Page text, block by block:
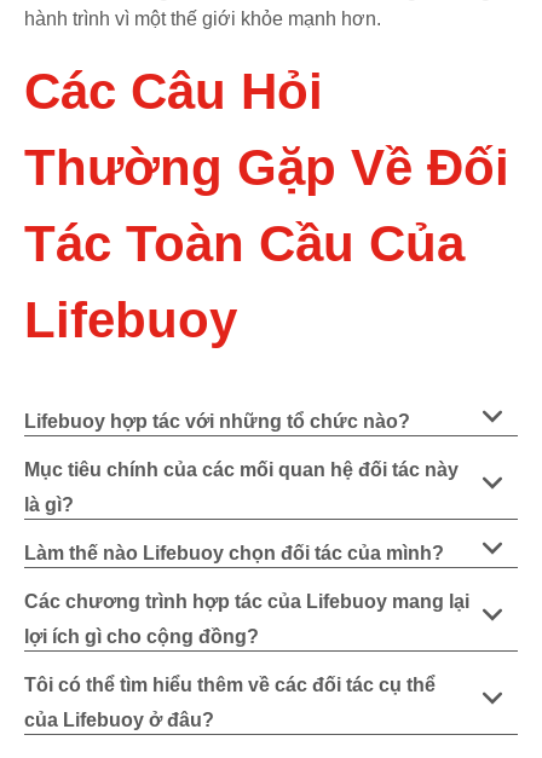
hành trình vì một thế giới khỏe mạnh hơn.
Các Câu Hỏi
Thường Gặp Về Đối
Tác Toàn Cầu Của
Lifebuoy
Lifebuoy hợp tác với những tổ chức nào?
Mục tiêu chính của các mối quan hệ đối tác này
là gì?
Làm thế nào Lifebuoy chọn đối tác của mình?
Các chương trình hợp tác của Lifebuoy mang lại
lợi ích gì cho cộng đồng?
Tôi có thể tìm hiểu thêm về các đối tác cụ thể
của Lifebuoy ở đâu?